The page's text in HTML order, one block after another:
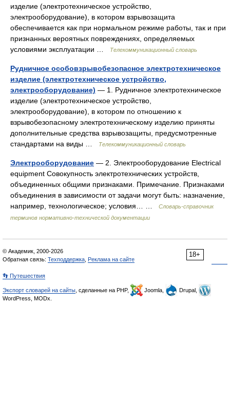
изделие (электротехническое устройство,
электрооборудование), в котором взрывозащита
обеспечивается как при нормальном режиме работы, так и при
признанных вероятных повреждениях, определяемых
условиями эксплуатации …
Телекоммуникационный словарь
Рудничное особовзрывобезопасное электротехническое
изделие (электротехническое устройство,
электрооборудование) — 1. Рудничное электротехническое
изделие (электротехническое устройство,
электрооборудование), в котором по отношению к
взрывобезопасному электротехническому изделию приняты
дополнительные средства взрывозащиты, предусмотренные
стандартами на виды …
Телекоммуникационный словарь
Электрооборудование — 2. Электрооборудование Electrical
equipment Совокупность электротехнических устройств,
объединенных общими признаками. Примечание. Признаками
объединения в зависимости от задачи могут быть: назначение,
например, технологическое; условия… …
Словарь-справочник
терминов нормативно-технической документации
18+
© Академик, 2000-2026
Обратная связь: Техподдержка Реклама на сайте
👣 Путешествия
Экспорт словарей на сайты , сделанные на PHP, Joomla,
Drupal,
WordPress, MODx.